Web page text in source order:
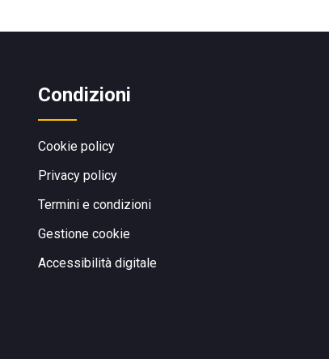
Condizioni
Cookie policy
Privacy policy
Termini e condizioni
Gestione cookie
Accessibilità digitale